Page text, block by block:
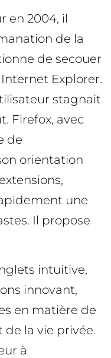
en 2004, il
de la
de secouer
Explorer.
stagnait
Firefox, avec
de
orientation
une
Il propose
intuitive,
innovant,
en matière de
la vie privée.
à